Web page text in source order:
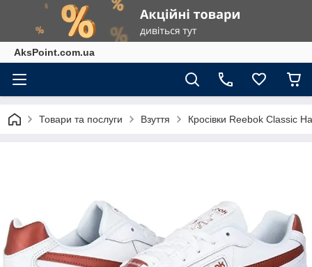
AksPoint.com.ua
Товари та послуги Взуття Кросівки Reebok Classic